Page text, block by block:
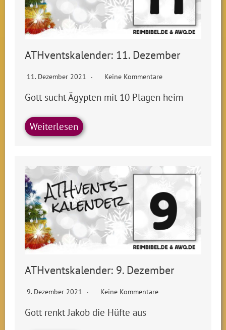
ATHventskalender: 11. Dezember
11. Dezember 2021 Keine Kommentare
Gott sucht Ägypten mit 10 Plagen heim
Weiterlesen
ATHventskalender: 9. Dezember
9. Dezember 2021 Keine Kommentare
Gott renkt Jakob die Hüfte aus